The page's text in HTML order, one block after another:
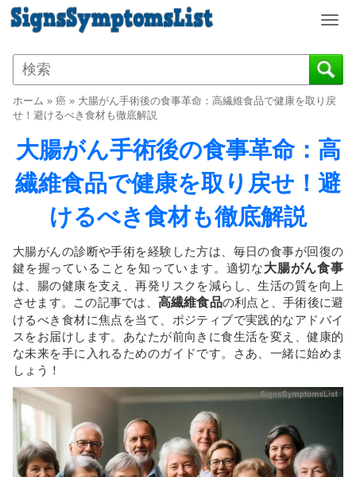
T
g
g
e
a
v
i
g
i
o
n
ホーム » 癌 » 大腸がん手術後の食事革命：高繊維食品で健康を取り戻
せ！避けるべき食材も徹底解説
大腸がん手術後の食事革命：高
繊維食品で健康を取り戻せ！避
けるべき食材も徹底解説
大腸がんの診断や手術を経験した方は、毎日の食事が回復の
鍵を握っていることを知っています。適切な大腸がん食事
は、腸の健康を支え、再発リスクを減らし、生活の質を向上
させます。この記事では、 高繊維食品の利点と、手術後に避
けるべき食材に焦点を当て、ポジティブで実践的なアドバイ
スをお届けします。あなたが前向きに食生活を変え、健康的
な未来を手に入れるためのガイドです。さあ、一緒に始めま
しょう！